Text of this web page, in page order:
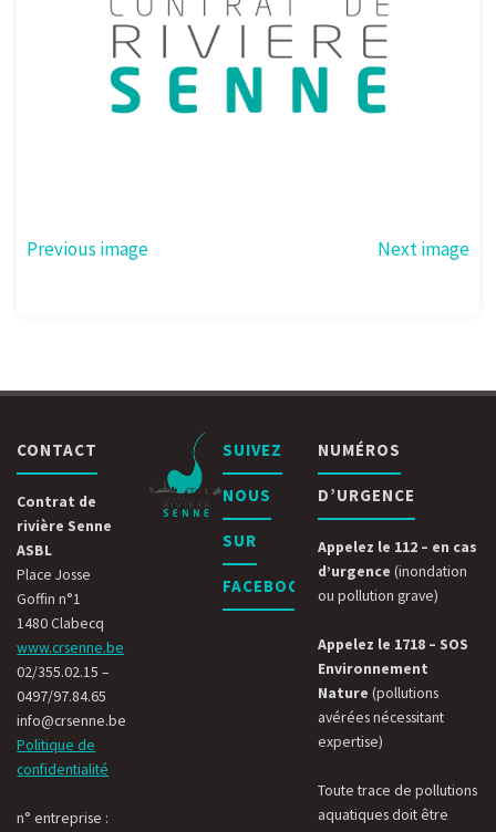
Previous image Next image
CONTACT
Contrat de
rivière Senne
ASBL
Place Josse
Goffin n°1
1480 Clabecq
www.crsenne.be
02/355.02.15 –
0497/97.84.65
info@crsenne.be
Politique de
confidentialité
n° entreprise :
SUIVEZ
NOUS
SUR
FACEBOOK
NUMÉROS
D’URGENCE
Appelez le 112 – en cas
d’urgence (inondation
ou pollution grave)
Appelez le 1718 – SOS
Environnement
Nature (pollutions
avérées nécessitant
expertise)
Toute trace de pollutions
aquatiques doit être